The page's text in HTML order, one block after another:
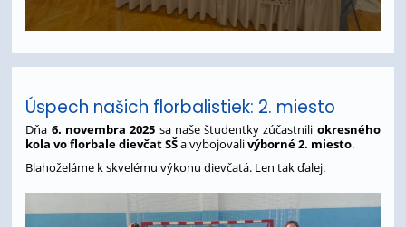
Úspech našich florbalistiek: 2. miesto
Dňa 6. novembra 2025 sa naše študentky zúčastnili okresného
kola vo florbale dievčat SŠa vybojovalivýborné 2. miesto.
Blahoželáme k skvelému výkonu dievčatá. Len tak ďalej.